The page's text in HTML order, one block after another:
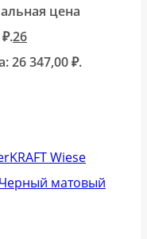
цена
26
26 347,00 ₽.